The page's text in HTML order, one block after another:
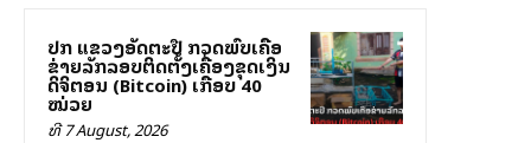
ປກສ ແຂວງອັດຕະປື ກວດພົບເຄືອ
ຂ່າຍລັກລອບຕິດຕັ້ງເຄື່ອງຂຸດເງິນ
ດິຈິຕອນ (Bitcoin) ເກືອບ 40
ໝ່ວຍ
ທີ 7 August, 2026